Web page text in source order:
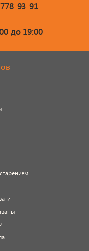
93-91
до 19:00